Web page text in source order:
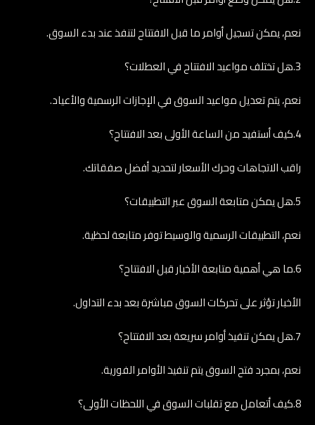
نعم، يمكن تسجيل أوامر ما قبل الافتتاح لتنفذ عند بدء السوق.
3.هل تختلف مواعيد الافتتاح في العطلات؟
نعم، يتم تعديل مواعيد السوق في الإجازات الرسمية والأعياد.
4.كيف أستفيد من الساعة الأولى بعد الافتتاح؟
راقب الاتجاهات وحرك الأسعار لتحديد أفضل صفقاتك.
5.هل يمكن متابعة السوق عبر التطبيقات؟
نعم، التطبيقات الرسمية والوسيط توفر متابعة لحظية.
6.ما هي أهمية متابعة الأخبار قبل الافتتاح؟
الأخبار تؤثر على تحركات السوق مباشرة بعد بدء التداول.
7.هل يمكن تنفيذ أوامر سريعة بعد الافتتاح؟
نعم، بمجرد فتح السوق يتم تنفيذ الأوامر الفورية.
8.كيف أتعامل مع تقلبات السوق في اللحظات الأولى؟